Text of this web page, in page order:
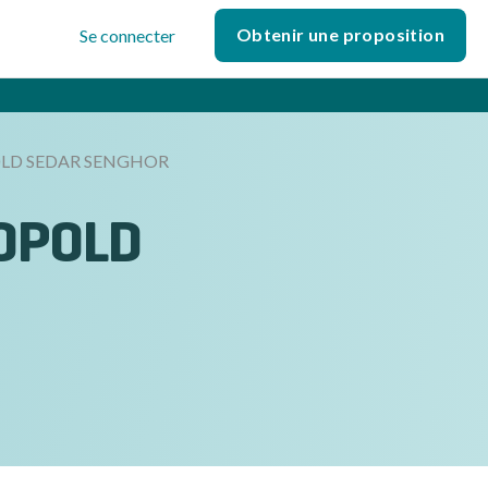
Se connecter Obtenir une proposition
SEDAR SENGHOR